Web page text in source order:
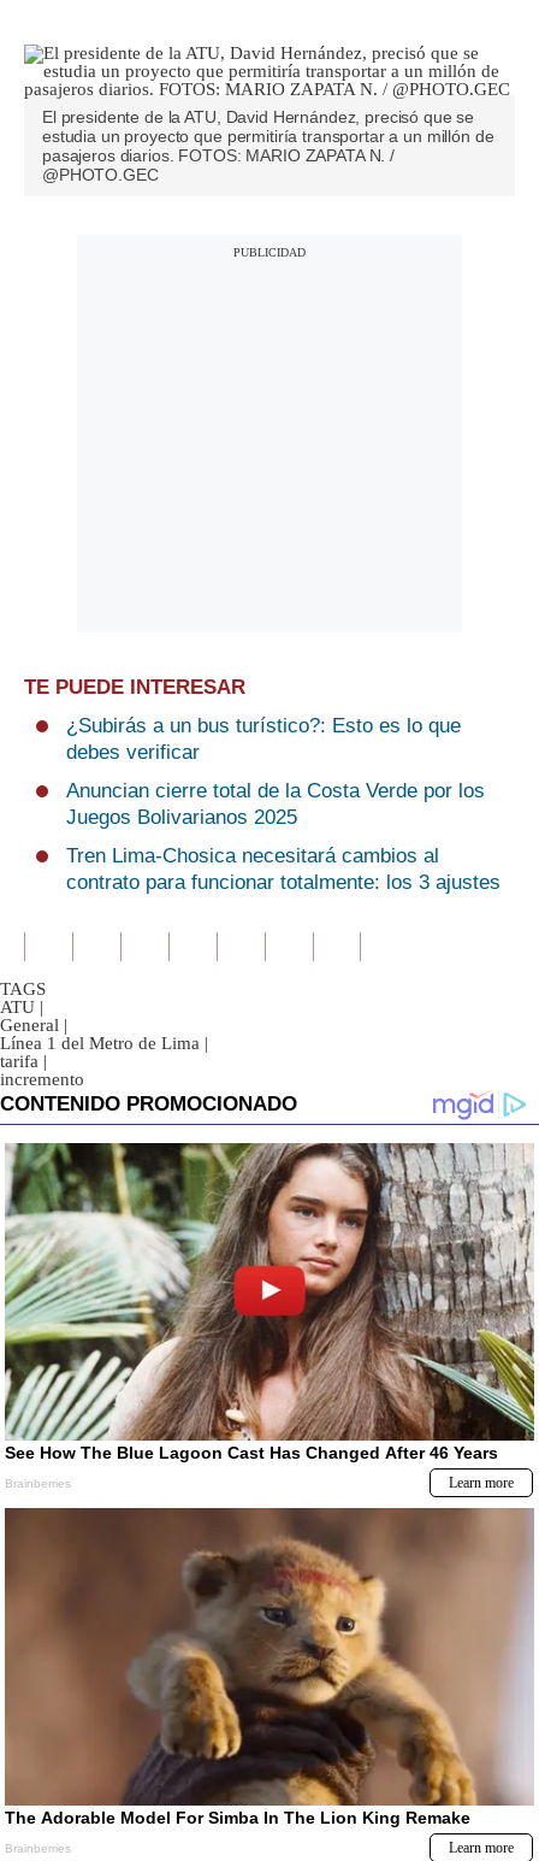
El presidente de la ATU, David Hernández, precisó que se
estudia un proyecto que permitiría transportar a un millón de
pasajeros diarios. FOTOS: MARIO ZAPATA N. /
@PHOTO.GEC
TE PUEDE INTERESAR
¿Subirás a un bus turístico?: Esto es lo que
debes verificar
Anuncian cierre total de la Costa Verde por los
Juegos Bolivarianos 2025
Tren Lima-Chosica necesitará cambios al
contrato para funcionar totalmente: los 3 ajustes
TAGS
ATU |
General |
Línea 1 del Metro de Lima |
tarifa |
incremento